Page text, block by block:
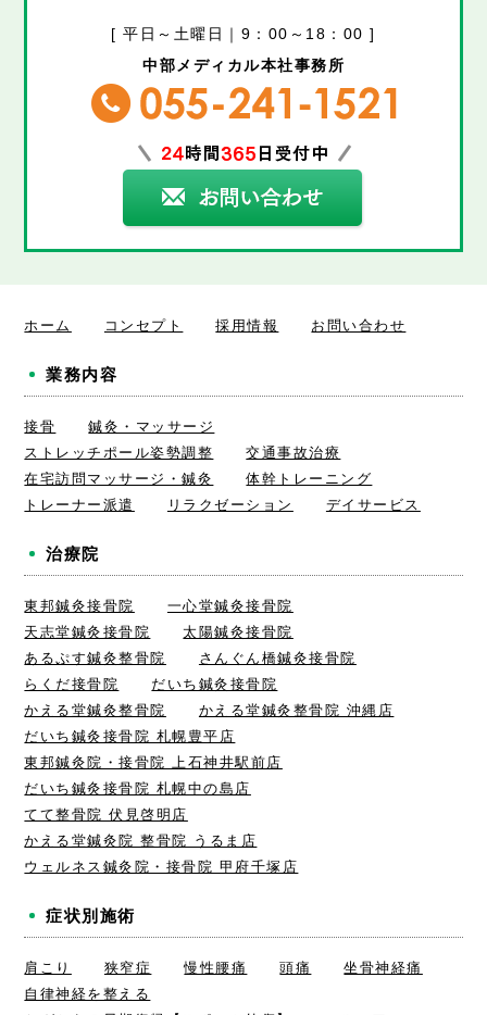
[ 平日～土曜日｜9：00～18：00 ]
中部メディカル本社事務所
ホーム コンセプト 採用情報 お問い合わせ
業務内容
接骨
鍼灸・マッサージ
ストレッチポール姿勢調整
交通事故治療
在宅訪問マッサージ・鍼灸
体幹トレーニング
トレーナー派遣
リラクゼーション デイサービス
治療院
東邦鍼灸接骨院
一心堂鍼灸接骨院
天志堂鍼灸接骨院
太陽鍼灸接骨院
あるぷす鍼灸整骨院
さんぐん橋鍼灸接骨院
らくだ接骨院
だいち鍼灸接骨院
かえる堂鍼灸整骨院
かえる堂鍼灸整骨院 沖縄店
だいち鍼灸接骨院 札幌豊平店
東邦鍼灸院・接骨院 上石神井駅前店
だいち鍼灸接骨院 札幌中の島店
てて整骨院 伏見啓明店
かえる堂鍼灸院 整骨院 うるま店
ウェルネス鍼灸院・接骨院 甲府千塚店
症状別施術
肩こり 狭窄症 慢性腰痛 頭痛
坐骨神経痛
自律神経を整える